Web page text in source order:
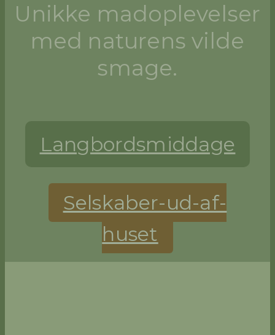
Unikke madoplevelser
med naturens vilde
smage.
Langbordsmiddage
Selskaber-ud-af-
huset